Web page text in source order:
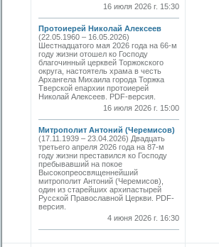
16 июля 2026 г. 15:30
Протоиерей Николай Алексеев
(22.05.1960 – 16.05.2026)
Шестнадцатого мая 2026 года на 66-м
году жизни отошел ко Господу
благочинный церквей Торжокского
округа, настоятель храма в честь
Архангела Михаила города Торжка
Тверской епархии протоиерей
Николай Алексеев. PDF-версия.
16 июля 2026 г. 15:00
Митрополит Антоний (Черемисов)
(17.11.1939 – 23.04.2026) Двадцать
третьего апреля 2026 года на 87-м
году жизни преставился ко Господу
пребывавший на покое
Высокопреосвященнейший
митрополит Антоний (Черемисов),
один из старейших архипастырей
Русской Православной Церкви. PDF-
версия.
4 июня 2026 г. 16:30